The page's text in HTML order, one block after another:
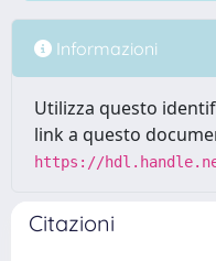
Informazioni
Utilizza questo
link a questo
https://
Citazioni